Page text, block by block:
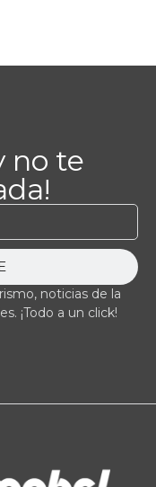
no te
noticias de la
¡Todo a un click!